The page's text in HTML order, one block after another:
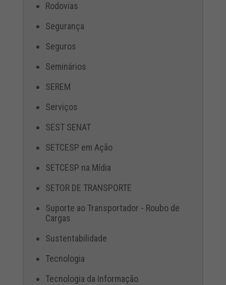
Rodovias
Segurança
Seguros
Seminários
SEREM
Serviços
SEST SENAT
SETCESP em Ação
SETCESP na Mídia
SETOR DE TRANSPORTE
Suporte ao Transportador - Roubo de
Cargas
Sustentabilidade
Tecnologia
Tecnologia da Informação